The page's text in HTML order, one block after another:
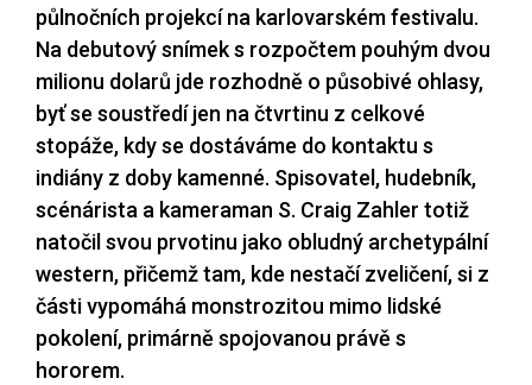
půlnočních projekcí na karlovarském festivalu.
Na debutový snímek s rozpočtem pouhým dvou
milionu dolarů jde rozhodně o působivé ohlasy,
byť se soustředí jen na čtvrtinu z celkové
stopáže, kdy se dostáváme do kontaktu s
indiány z doby kamenné. Spisovatel, hudebník,
scénárista a kameraman S. Craig Zahler totiž
natočil svou prvotinu jako obludný archetypální
western, přičemž tam, kde nestačí zveličení, si z
části vypomáhá monstrozitou mimo lidské
pokolení, primárně spojovanou právě s
hororem.